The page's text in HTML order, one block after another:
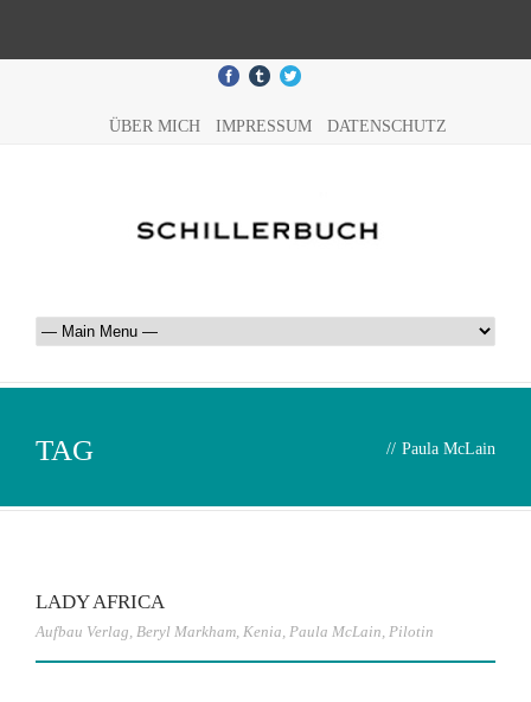
ÜBER MICH IMPRESSUM DATENSCHUTZ
TAG // Paula McLain
LADY AFRICA
Aufbau Verlag, Beryl Markham, Kenia, Paula McLain, Pilotin